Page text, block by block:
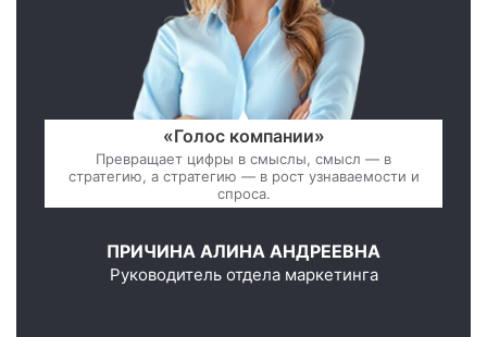
«Голос компании»
Превращает цифры в смыслы, смысл — в
стратегию, а стратегию — в рост узнаваемости и
спроса.
ПРИЧИНА АЛИНА АНДРЕЕВНА
Руководитель отдела маркетинга